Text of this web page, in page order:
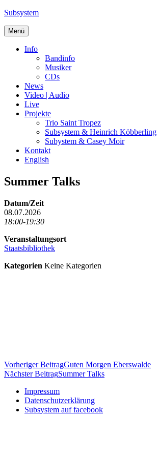
Zum
springen
Subsystem
Menü
Info
Bandinfo
Musiker
CDs
News
Video | Audio
Live
Projekte
Trio Saint Tropez
Subsystem & Heinrich Köbberling
Subystem & Casey Moir
Kontakt
English
Summer Talks
Datum/Zeit
08.07.2026
18:00-19:30
Veranstaltungsort
Staatsbibliothek
Kategorien Keine Kategorien
Beitragsnavigation
Vorheriger BeitragGuten Morgen Eberswalde
Nächster BeitragSummer Talks
Impressum
Datenschutzerklärung
Subsystem auf facebook